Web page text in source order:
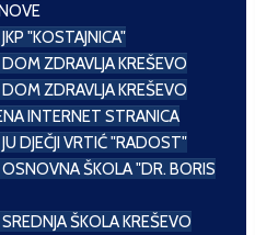
JKP "KOSTAJNICA"
DOM ZDRAVLJA KREŠEVO
DOM ZDRAVLJA KREŠEVO
INTERNET STRANICA
JU DJEČJI VRTIĆ "RADOST"
OSNOVNA ŠKOLA "DR. BORIS
SREDNJA ŠKOLA KREŠEVO